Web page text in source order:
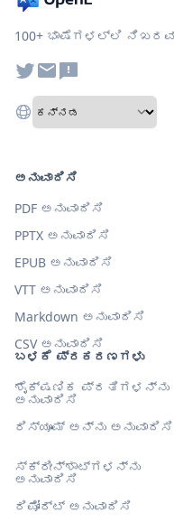
100+ ಭಾಷೆಗಳಲ್ಲಿ
ಬಳಕೆ ಪ್ರಕರಣಗಳು
ಶೈಕ್ಷಣಿಕ ಪ್ರತಿಗಳನ್ನು
ಅನುವಾದಿಸಿ
ರಿಸ್ಯೂಮ್ ಅನ್ನು ಅನುವಾದಿಸಿ
ಸ್ಕ್ರೀನ್‌ಶಾಟ್‌ಗಳನ್ನು
ಅನುವಾದಿಸಿ
ರಿಪೋರ್ಟ್ ಅನುವಾದಿಸಿ
ಅನುವಾದಿಸಿ
PDF ಅನುವಾದಿಸಿ
PPTX ಅನುವಾದಿಸಿ
EPUB ಅನುವಾದಿಸಿ
VTT ಅನುವಾದಿಸಿ
Markdown ಅನುವಾದಿಸಿ
CSV ಅನುವಾದಿಸಿ